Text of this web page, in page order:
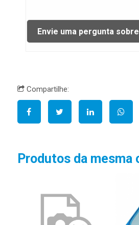
Compartilhe:
Produtos da mesma